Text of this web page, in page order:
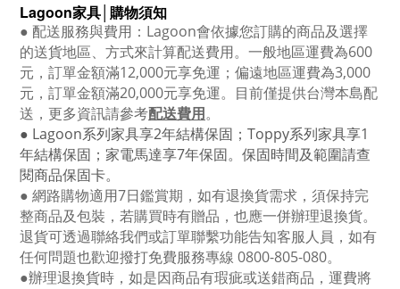
Lagoon家具│購物須知
● 配送服務與費用： Lagoon會依據您訂購的商品及選擇
的送貨地區、方式來計算配送費用。一般地區運費為600
元，訂單金額滿12,000元享免運；偏遠地區運費為3,000
元，訂單金額滿20,000元享免運。目前僅提供台灣本島配
送，更多資訊請參考配送費用。
● Lagoon系列家具享2年結構保固； Toppy系列家具享1
年結構保固；家電馬達享7年保固。保固時間及範圍請查
閱商品保固卡。
● 網路購物適用7日鑑賞期，如有退換貨需求，須保持完
整商品及包裝，若購買時有贈品，也應一併辦理退換貨。
退貨可透過聯絡我們或訂單聯繫功能告知客服人員，如有
任何問題也歡迎撥打免費服務專線 0800-805-080。
●辦理退換貨時，如是因商品有瑕疵或送錯商品，運費將